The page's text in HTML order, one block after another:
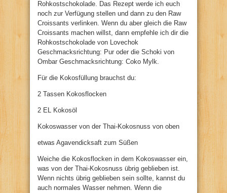
Rohkostschokolade. Das Rezept werde ich euch
noch zur Verfügung stellen und dann zu den Raw
Croissants verlinken. Wenn du aber gleich die Raw
Croissants machen willst, dann empfehle ich dir die
Rohkostschokolade von Lovechok
Geschmacksrichtung: Pur oder die Schoki von
Ombar Geschmacksrichtung: Coko Mylk.
Für die Kokosfüllung brauchst du:
2 Tassen Kokosflocken
2 EL Kokosöl
Kokoswasser von der Thai-Kokosnuss von oben
etwas Agavendicksaft zum Süßen
Weiche die Kokosflocken in dem Kokoswasser ein,
was von der Thai-Kokosnuss übrig geblieben ist.
Wenn nichts übrig geblieben sein sollte, kannst du
auch normales Wasser nehmen. Wenn die